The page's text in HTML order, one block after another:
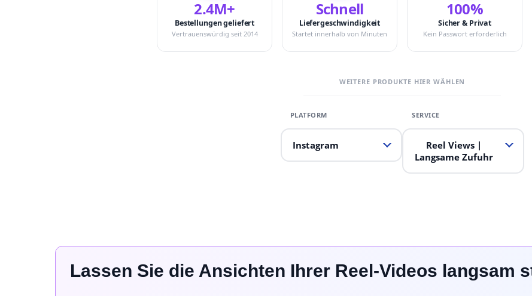
2.4M+
Bestellungen geliefert
Vertrauenswürdig seit 2014
Schnell
Liefergeschwindigkeit
Startet innerhalb von Minuten
100%
Sicher & Privat
Kein Passwort erforderlich
WEITERE PRODUKTE HIER WÄHLEN
Instagram
Reel Views |
Langsame Zufuhr
Lassen Sie die Ansichten Ihrer Reel-Videos langsam